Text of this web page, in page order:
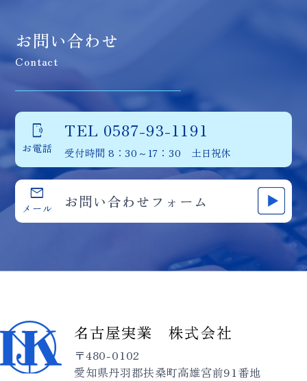
お問い合わせ
Contact
phonelink_ring
お電話
TEL 0587-93-1191
受付時間 8：30～17：30 土日祝休
mail
メール お問い合わせフォーム
名古屋実業 株式会社
〒480-0102
愛知県丹羽郡扶桑町高雄宮前91番地